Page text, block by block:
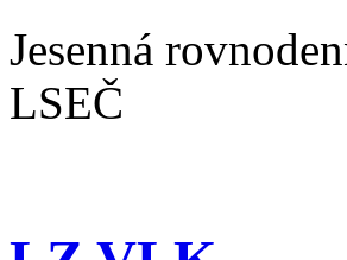
Jesenná
LSEČ